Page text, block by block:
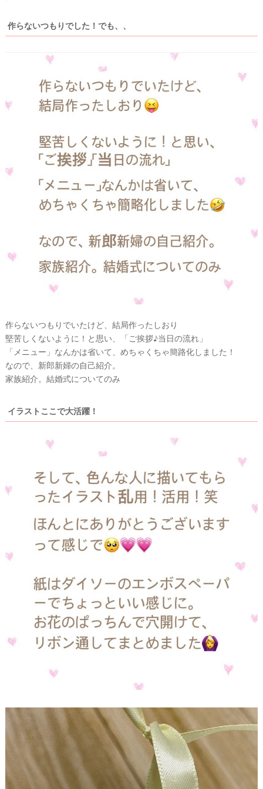
作らないつもりでした！でも、、
作らないつもりでいたけど、結局作ったしおり
堅苦しくないように！と思い、「ご挨拶♪当日の流れ」
「メニュー」なんかは省いて、めちゃくちゃ簡路化しました！
なので、新郎新婦の自己紹介。
家族紹介。結婚式についてのみ
イラストここで大活躍！